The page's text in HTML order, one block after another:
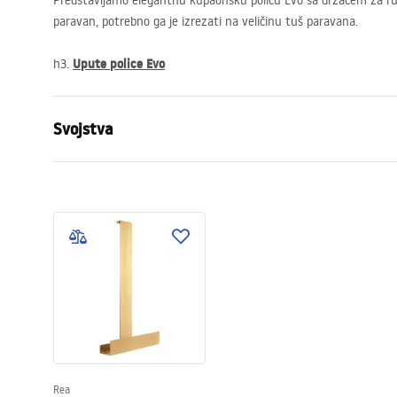
paravan, potrebno ga je izrezati na veličinu tuš paravana.
h3. Upute police Evo
Svojstva
Visina (mm)
Rea